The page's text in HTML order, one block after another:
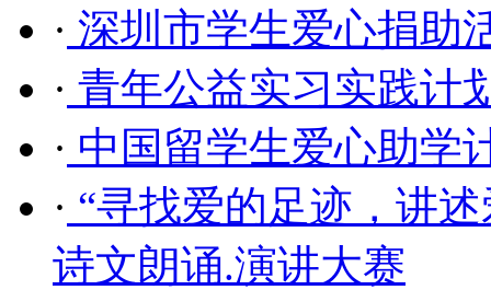
· 深圳市学生爱心捐助
· 青年公益实习实践计
· 中国留学生爱心助学
· “寻找爱的足迹，讲
诗文朗诵.演讲大赛